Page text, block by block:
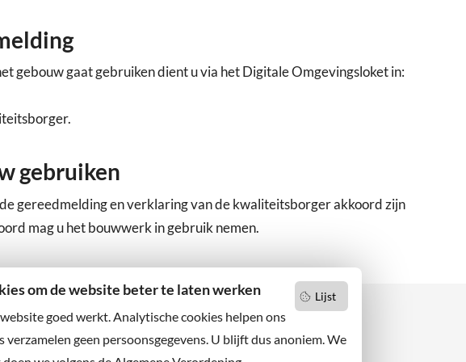
Lijst
om de website beter te laten werken
goed werkt. Analytische cookies helpen ons
geen persoonsgegevens. U blijft dus anoniem. We
gebouw gaat gebruiken dient u via het Digitale Omgevingsloket in:
gebruiken
gereedmelding en verklaring van de kwaliteitsborger akkoord zijn
mag u het bouwwerk in gebruik nemen.